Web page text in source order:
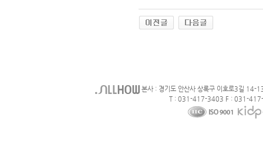
본사 : 경기도 안산사 상록구 이호로3길 14-
T : 031-417-3403 F : 031-